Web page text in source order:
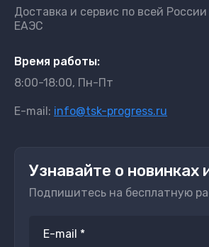
Доставка и сервис по всей
ЕАЭС
Время работы:
8:00-18:00, Пн-Пт
E-mail: info@tsk-progress.ru
Узнавайте о новинках
Подпишитесь на бесплатную